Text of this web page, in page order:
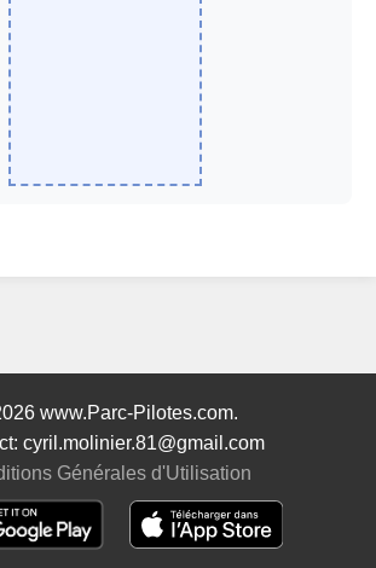
www.Parc-Pilotes.com.
cyril.molinier.81@gmail.com
Générales d'Utilisation